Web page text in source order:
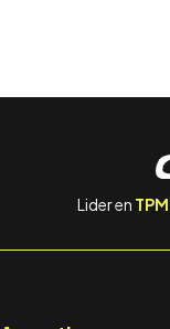
Lider en TPM